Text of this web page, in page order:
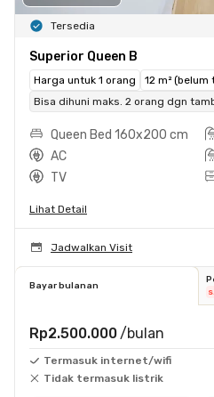
Tersedia
Superior Queen B
Harga untuk 1 orang
12 m²
Bisa dihuni maks. 2 orang dgn
Queen Bed 160x200 cm
AC
TV
Lihat Detail
Jadwalkan Visit
Bayar bulanan
Rp2.500.000 /bulan
Termasuk internet/wifi
Tidak termasuk listrik